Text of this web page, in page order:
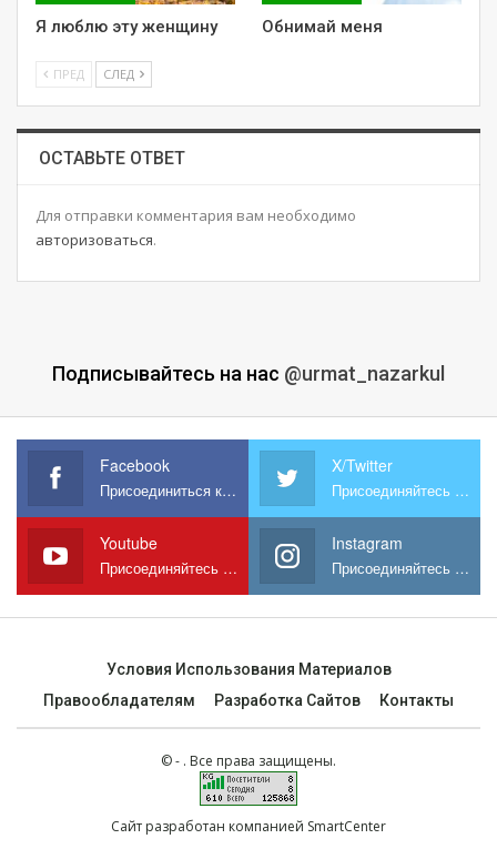
Я люблю эту женщину Обнимай меня
ПРЕД СЛЕД
ОСТАВЬТЕ ОТВЕТ
Для отправки комментария вам необходимо
авторизоваться.
Подписывайтесь на нас @urmat_nazarkul
Facebook
Присоединиться к нам на Facebook
X/Twitter
Присоединяйтесь к нам в X
Youtube
Присоединяйтесь к нам на YouTube
Instagram
Присоединяйтесь к нам в Instagram
Условия Использования Материалов
Правообладателям
Разработка Сайтов Контакты
© - . Все права защищены.
Сайт разработан компанией SmartCenter